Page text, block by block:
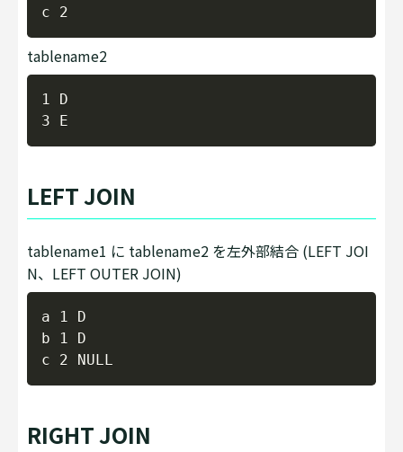
tablename2
1 D
LEFT JOIN
tablename1 に tablename2 を左外部結合 (LEFT JOI
N、LEFT OUTER JOIN)
a 1 D
b 1 D
RIGHT JOIN